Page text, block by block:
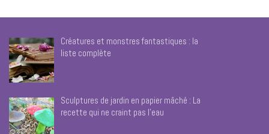
Créatures et monstres fantastiques : la
liste complète
Sculptures de jardin en papier mâché : La
recette qui ne craint pas l’eau